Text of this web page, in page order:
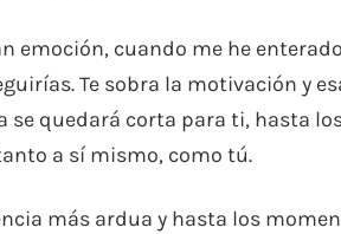
emoción, cuando me he
Te sobra la motivación y
se quedará corta para ti, hasta
a sí mismo, como tú.
más ardua y hasta los